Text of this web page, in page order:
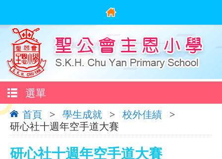
選單
首頁 > 學生成就 > 校外佳績 >
研心社十週年空手道大賽
研心社十週年空手道大賽